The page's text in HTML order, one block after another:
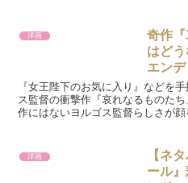
洋画
奇作
はど
エン
『女王陛下のお気に入り』などを
ス監督の衝撃作『哀れなるものた
作にはないヨルゴス監督らしさが
洋画
【ネ
ール